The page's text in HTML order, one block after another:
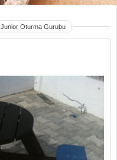
Junior Oturma Gurubu